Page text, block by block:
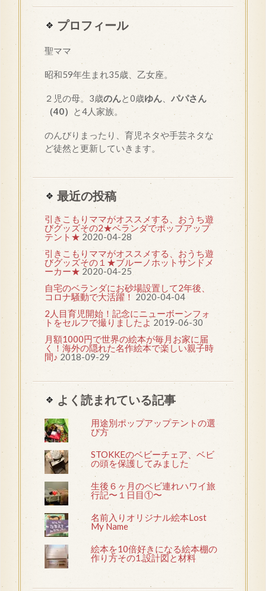
プロフィール
聖ママ
昭和59年生まれ35歳、乙女座。
２児の母。3歳のんと0歳ゆん
パパさん
（40）
と4人家族。
のんびりまったり、育児ネタや手芸ネタな
ど徒然と更新していきます。
最近の投稿
引きこもりママがオススメする、おうち遊
びグッズその2★ベランダでポップアップ
テント★ 2020-04-28
引きこもりママがオススメする、おうち遊
びグッズその１★ブルーノホットサンドメ
ーカー★ 2020-04-25
自宅のベランダにお砂場設置して2年後、
コロナ騒動で大活躍！ 2020-04-04
2人目育児開始！記念にニューボーンフォ
トをセルフで撮りましたよ 2019-06-30
月額1000円で世界の絵本が毎月お家に届
く！海外の隠れた名作絵本で楽しい親子時
間♪ 2018-09-29
よく読まれている記事
用途別ポップアップテントの選
び方
STOKKEのベビーチェア、ベビ
の頭を保護してみました
生後６ヶ月のベビ連れハワイ旅
行記〜１日目①〜
名前入りオリジナル絵本Lost
My Name
絵本を10倍好きになる絵本棚の
作り方その1.設計図と材料